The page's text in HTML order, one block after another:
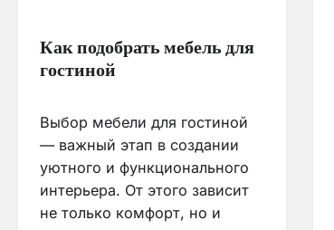
Как подобрать мебель для
гостиной
Выбор мебели для гостиной
— важный этап в создании
уютного и функционального
интерьера. От этого зависит
не только комфорт, но и